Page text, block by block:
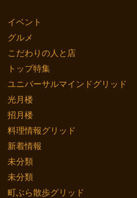
イベント
グルメ
こだわりの人と店
トップ特集
ユニバーサルマインドグリッド
光月楼
招月楼
料理情報グリッド
新着情報
未分類
未分類
町ぶら散歩グリッド